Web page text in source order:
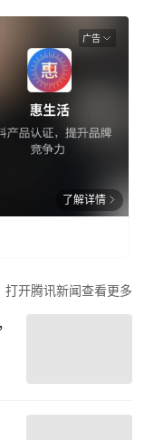
广告
了解详情
打开腾讯新闻查看更多